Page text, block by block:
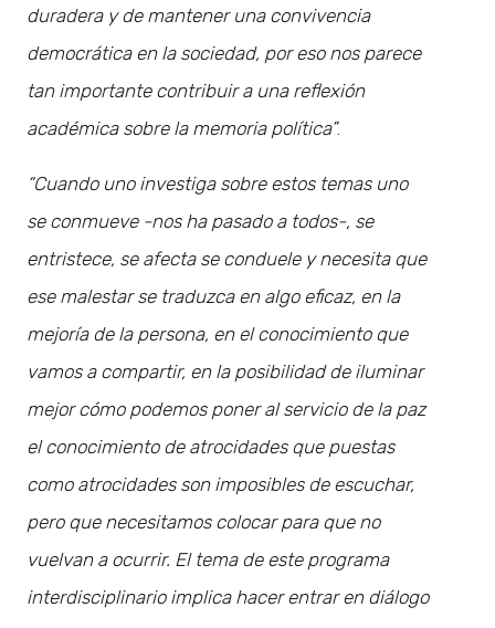
duradera y de mantener una convivencia
democrática en la sociedad, por eso nos parece
tan importante contribuir a una reflexión
académica sobre la memoria política”.
“Cuando uno investiga sobre estos temas uno
se conmueve -nos ha pasado a todos-, se
entristece, se afecta se conduele y necesita que
ese malestar se traduzca en algo eficaz, en la
mejoría de la persona, en el conocimiento que
vamos a compartir, en la posibilidad de iluminar
mejor cómo podemos poner al servicio de la paz
el conocimiento de atrocidades que puestas
como atrocidades son imposibles de escuchar,
pero que necesitamos colocar para que no
vuelvan a ocurrir. El tema de este programa
interdisciplinario implica hacer entrar en diálogo